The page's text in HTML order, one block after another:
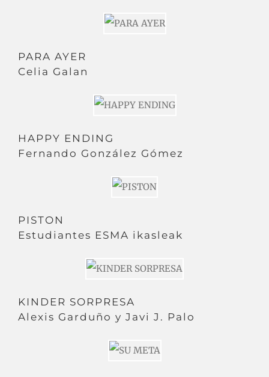
PARA AYER
Celia Galan
HAPPY ENDING
Fernando González Gómez
PISTON
Estudiantes ESMA ikasleak
KINDER SORPRESA
Alexis Garduño y Javi J. Palo